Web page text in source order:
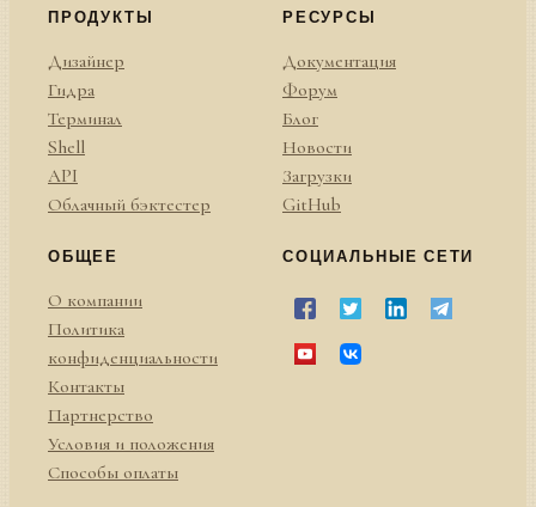
ПРОДУКТЫ
Дизайнер
Гидра
Терминал
Shell
API
Облачный бэктестер
РЕСУРСЫ
Документация
Форум
Блог
Новости
Загрузки
GitHub
ОБЩЕЕ
О компании
Политика
конфиденциальности
Контакты
Партнерство
Условия и положения
Способы оплаты
СОЦИАЛЬНЫЕ СЕТИ